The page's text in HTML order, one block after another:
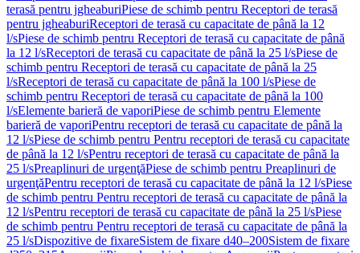
terasă pentru jgheaburiPiese de schimb pentru Receptori de terasă
pentru jgheaburiReceptori de terasă cu capacitate de până la 12
l/sPiese de schimb pentru Receptori de terasă cu capacitate de până
la 12 l/sReceptori de terasă cu capacitate de până la 25 l/sPiese de
schimb pentru Receptori de terasă cu capacitate de până la 25
l/sReceptori de terasă cu capacitate de până la 100 l/sPiese de
schimb pentru Receptori de terasă cu capacitate de până la 100
l/sElemente barieră de vaporiPiese de schimb pentru Elemente
barieră de vaporiPentru receptori de terasă cu capacitate de până la
12 l/sPiese de schimb pentru Pentru receptori de terasă cu capacitate
de până la 12 l/sPentru receptori de terasă cu capacitate de până la
25 l/sPreaplinuri de urgenţăPiese de schimb pentru Preaplinuri de
urgenţăPentru receptori de terasă cu capacitate de până la 12 l/sPiese
de schimb pentru Pentru receptori de terasă cu capacitate de până la
12 l/sPentru receptori de terasă cu capacitate de până la 25 l/sPiese
de schimb pentru Pentru receptori de terasă cu capacitate de până la
25 l/sDispozitive de fixareSistem de fixare d40–200Sistem de fixare